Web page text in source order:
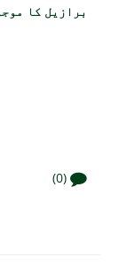
برازیل کا
(0)